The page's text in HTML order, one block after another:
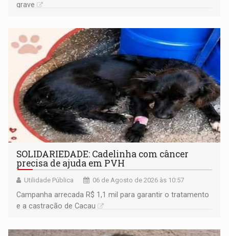
grave
SOLIDARIEDADE: Cadelinha com câncer
precisa de ajuda em PVH
Utilidade Pública 06 de Agosto de 2026 às 10:57
Campanha arrecada R$ 1,1 mil para garantir o tratamento
e a castração de Cacau